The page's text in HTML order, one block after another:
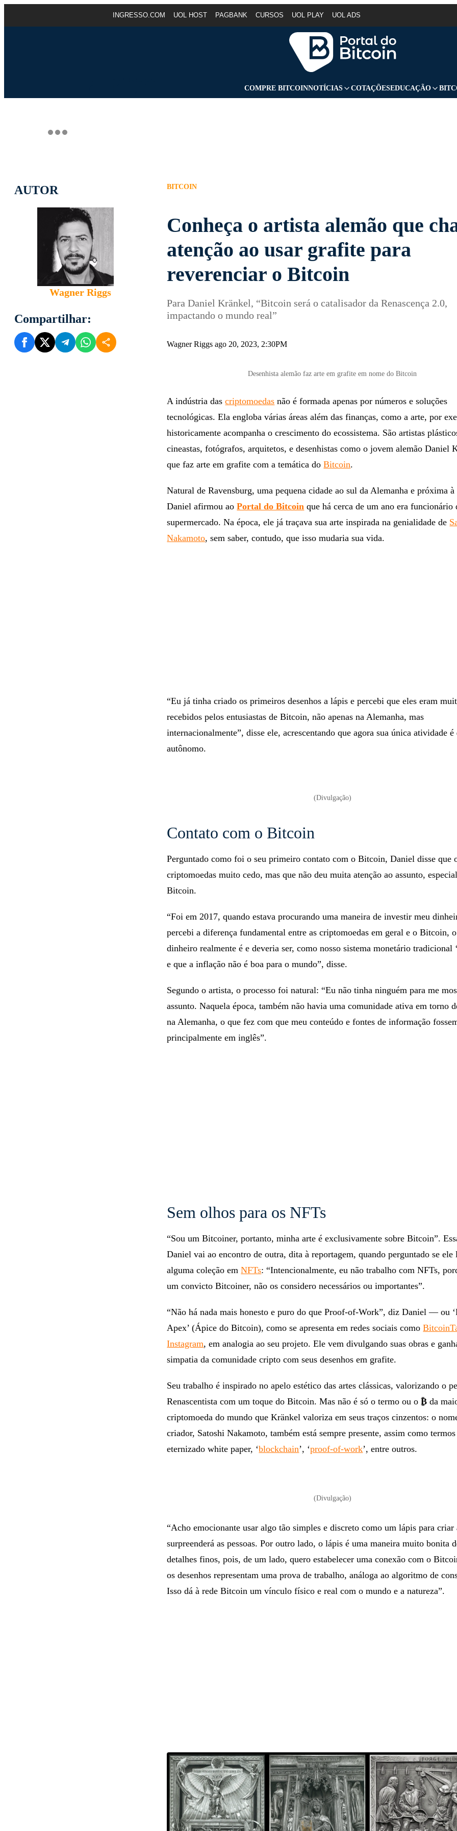
INGRESSO.COM UOL HOST PAGBANK CURSOS UOL PLAY UOL ADS
COMPRE BITCOINNOTÍCIAS COTAÇÕESEDUCAÇÃO
AUTOR
Wagner Riggs
Compartilhar:
BITCOIN
Conheça o artista alemão que
atenção ao usar grafite para
reverenciar o Bitcoin
Para Daniel Kränkel, “Bitcoin será o catalisador da Renascença 2.0,
impactando o mundo real”
Wagner Riggs ago 20, 2023, 2:30PM
Desenhista alemão faz arte em grafite em nome do Bitcoin
A indústria dascriptomoedas não é formada apenas por números e soluções
tecnológicas. Ela engloba várias áreas além das finanças, como a arte, por
historicamente acompanha o crescimento do ecossistema. São artistas
cineastas, fotógrafos, arquitetos, e desenhistas como o jovem alemão Daniel
que faz arte em grafite com a temática doBitcoin.
Natural de Ravensburg, uma pequena cidade ao sul da Alemanha e próxima à
Daniel afirmou aoPortal do Bitcoin que há cerca de um ano era funcionário
supermercado. Na época, ele já traçava sua arte inspirada na genialidade de
Nakamoto, sem saber, contudo, que isso mudaria sua vida.
“Eu já tinha criado os primeiros desenhos a lápis e percebi que eles eram
recebidos pelos entusiastas de Bitcoin, não apenas na Alemanha, mas
internacionalmente”, disse ele, acrescentando que agora sua única atividade é
autônomo.
(Divulgação)
Contato com o Bitcoin
Perguntado como foi o seu primeiro contato com o Bitcoin, Daniel disse que
criptomoedas muito cedo, mas que não deu muita atenção ao assunto,
Bitcoin.
“Foi em 2017, quando estava procurando uma maneira de investir meu
percebi a diferença fundamental entre as criptomoedas em geral e o Bitcoin,
dinheiro realmente é e deveria ser, como nosso sistema monetário tradicional
e que a inflação não é boa para o mundo”, disse.
Segundo o artista, o processo foi natural: “Eu não tinha ninguém para me
assunto. Naquela época, também não havia uma comunidade ativa em torno
na Alemanha, o que fez com que meu conteúdo e fontes de informação
principalmente em inglês”.
Sem olhos para os NFTs
“Sou um Bitcoiner, portanto, minha arte é exclusivamente sobre Bitcoin”.
Daniel vai ao encontro de outra, dita à reportagem, quando perguntado se ele
alguma coleção emNFTs: “Intencionalmente, eu não trabalho com NFTs,
um convicto Bitcoiner, não os considero necessários ou importantes”.
“Não há nada mais honesto e puro do que Proof-of-Work”, diz Daniel — ou
Apex’ (Ápice do Bitcoin), como se apresenta em redes sociais como
Instagram, em analogia ao seu projeto. Ele vem divulgando suas obras e
simpatia da comunidade cripto com seus desenhos em grafite.
Seu trabalho é inspirado no apelo estético das artes clássicas, valorizando o
Renascentista com um toque do Bitcoin. Mas não é só o termo ou o ₿ da
criptomoeda do mundo que Kränkel valoriza em seus traços cinzentos: o
criador, Satoshi Nakamoto, também está sempre presente, assim como
eternizado white paper, ‘blockchain’, ‘proof-of-work’, entre outros.
(Divulgação)
“Acho emocionante usar algo tão simples e discreto como um lápis para criar
surpreenderá as pessoas. Por outro lado, o lápis é uma maneira muito bonita
detalhes finos, pois, de um lado, quero estabelecer uma conexão com o
os desenhos representam uma prova de trabalho, análoga ao algoritmo de
Isso dá à rede Bitcoin um vínculo físico e real com o mundo e a natureza”.